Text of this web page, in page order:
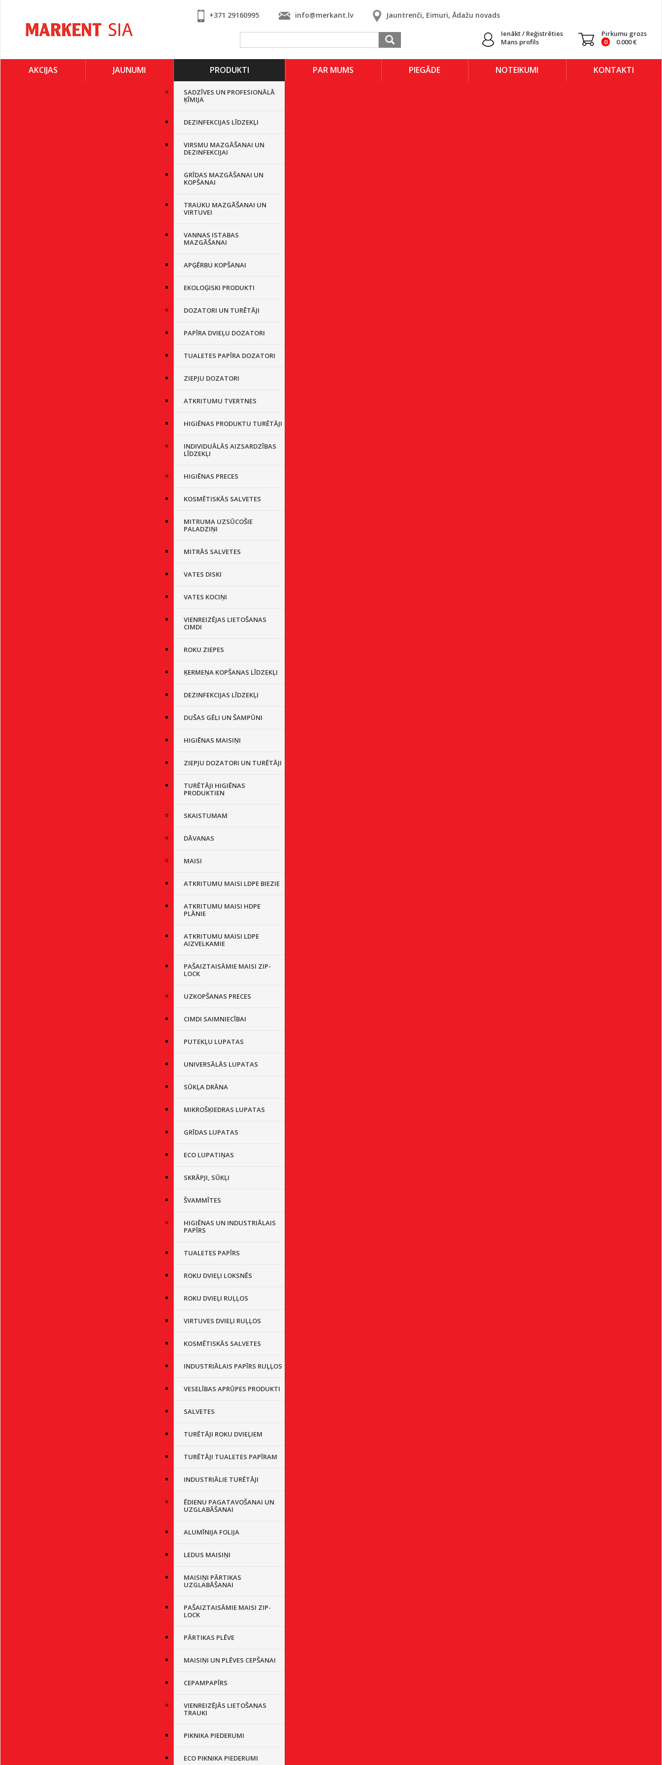
+371 29160995 info@merkant.lv Jauntrenči, Eimuri, Ādažu novads
Ienākt / Reģistrēties
Mans profils
Pirkumu grozs
0
0.000€
KONTAKTI
NOTEIKUMI
PIEGĀDE
PAR MUMS
PRODUKTI
SADZĪVES UN PROFESIONĀLĀ
ĶĪMIJA
DEZINFEKCIJAS LĪDZEKĻI
VIRSMU MAZGĀŠANAI UN
DEZINFEKCIJAI
GRĪDAS MAZGĀŠANAI UN
KOPŠANAI
TRAUKU MAZGĀŠANAI UN
VIRTUVEI
VANNAS ISTABAS
MAZGĀŠANAI
APĢĒRBU KOPŠANAI
EKOLOĢISKI PRODUKTI
DOZATORI UN TURĒTĀJI
PAPĪRA DVIEĻU DOZATORI
TUALETES PAPĪRA DOZATORI
ZIEPJU DOZATORI
ATKRITUMU TVERTNES
HIGIĒNAS PRODUKTU TURĒTĀJI
INDIVIDUĀLĀS AIZSARDZĪBAS
LĪDZEKĻI
HIGIĒNAS PRECES
KOSMĒTISKĀS SALVETES
MITRUMA UZSŪCOŠIE
PALADZIŅI
MITRĀS SALVETES
VATES DISKI
VATES KOCIŅI
VIENREIZĒJAS LIETOŠANAS
CIMDI
ROKU ZIEPES
ĶERMEŅA KOPŠANAS LĪDZEKĻI
DEZINFEKCIJAS LĪDZEKĻI
DUŠAS GĒLI UN ŠAMPŪNI
HIGIĒNAS MAISIŅI
ZIEPJU DOZATORI UN TURĒTĀJI
TURĒTĀJI HIGIĒNAS
PRODUKTIEN
SKAISTUMAM
DĀVANAS
MAISI
ATKRITUMU MAISI LDPE BIEZIE
ATKRITUMU MAISI HDPE
PLĀNIE
ATKRITUMU MAISI LDPE
AIZVELKAMIE
PAŠAIZTAISĀMIE MAISI ZIP-
LOCK
UZKOPŠANAS PRECES
CIMDI SAIMNIECĪBAI
PUTEKĻU LUPATAS
UNIVERSĀLĀS LUPATAS
SŪKĻA DRĀNA
MIKROŠĶIEDRAS LUPATAS
GRĪDAS LUPATAS
ECO LUPATIŅAS
SKRĀPJI, SŪKĻI
ŠVAMMĪTES
HIGIĒNAS UN INDUSTRIĀLAIS
PAPĪRS
TUALETES PAPĪRS
ROKU DVIEĻI LOKSNĒS
ROKU DVIEĻI RUĻĻOS
VIRTUVES DVIEĻI RUĻĻOS
KOSMĒTISKĀS SALVETES
INDUSTRIĀLAIS PAPĪRS RUĻĻOS
VESELĪBAS APRŪPES PRODUKTI
SALVETES
TURĒTĀJI ROKU DVIEĻIEM
TURĒTĀJI TUALETES PAPĪRAM
INDUSTRIĀLIE TURĒTĀJI
ĒDIENU PAGATAVOŠANAI UN
UZGLABĀŠANAI
ALUMĪNIJA FOLIJA
LEDUS MAISIŅI
MAISIŅI PĀRTIKAS
UZGLABĀŠANAI
PAŠAIZTAISĀMIE MAISI ZIP-
LOCK
PĀRTIKAS PLĒVE
MAISIŅI UN PLĒVES CEPŠANAI
CEPAMPAPĪRS
VIENREIZĒJĀS LIETOŠANAS
TRAUKI
PIKNIKA PIEDERUMI
ECO PIKNIKA PIEDERUMI
JAUNUMI
AKCIJAS